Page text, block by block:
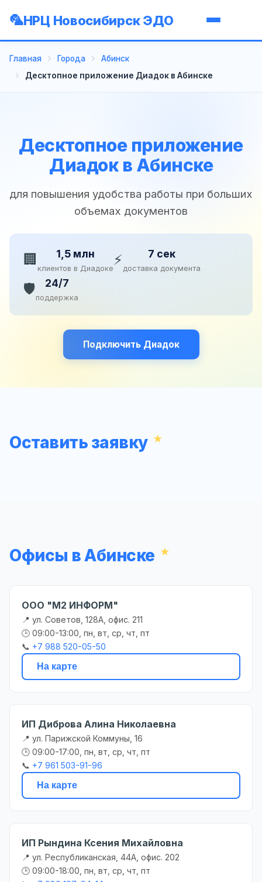
НРЦ Новосибирск ЭДО
Главная Города
Абинск
Десктопное приложение Диадок в Абинске
Десктопное приложение
Диадок в Абинске
для повышения удобства работы при больших
объемах документов
🏢 1,5 млн
клиентов в Диадоке⚡ 7 сек
доставка документа
🛡️ 24/7
поддержка
Подключить Диадок
Оставить заявку
Офисы в Абинске
ООО "М2 ИНФОРМ"
📍 ул. Советов, 128А, офис. 211
🕒 09:00-13:00, пн, вт, ср, чт, пт
📞 +7 988 520-05-50
На карте
ИП Диброва Алина Николаевна
📍 ул. Парижской Коммуны, 16
🕒 09:00-17:00, пн, вт, ср, чт, пт
📞 +7 961 503-91-96
На карте
ИП Рындина Ксения Михайловна
📍 ул. Республиканская, 44А, офис. 202
🕒 09:00-18:00, пн, вт, ср, чт, пт